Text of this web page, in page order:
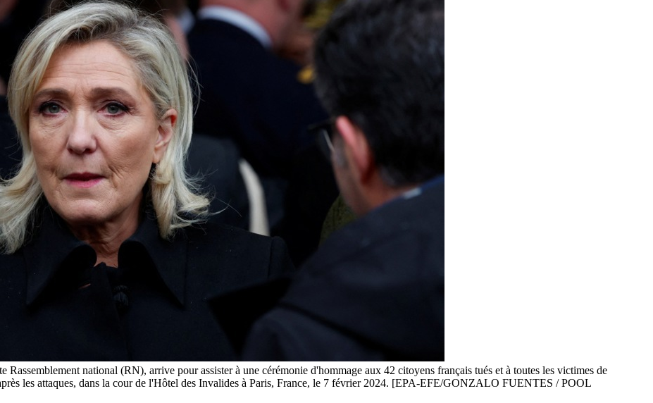
national (RN), arrive pour assister à une cérémonie d'hommage aux 42 citoyens français tués et à toutes les victimes de
les attaques, dans la cour de l'Hôtel des Invalides à Paris, France, le 7 février 2024. [EPA-EFE/GONZALO FUENTES / POOL